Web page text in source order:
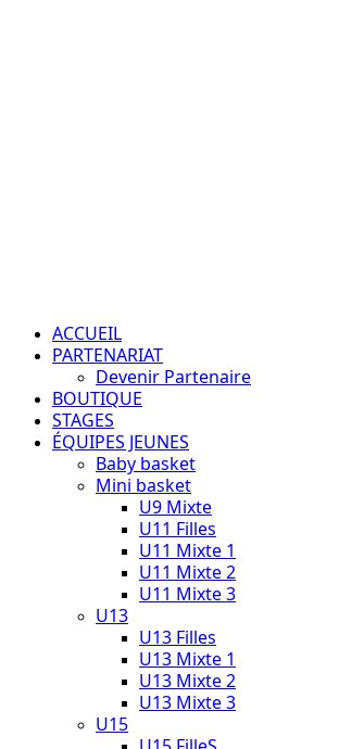
ACCUEIL
PARTENARIAT
Devenir Partenaire
BOUTIQUE
STAGES
ÉQUIPES JEUNES
Baby basket
Mini basket
U9 Mixte
U11 Filles
U11 Mixte 1
U11 Mixte 2
U11 Mixte 3
U13
U13 Filles
U13 Mixte 1
U13 Mixte 2
U13 Mixte 3
U15